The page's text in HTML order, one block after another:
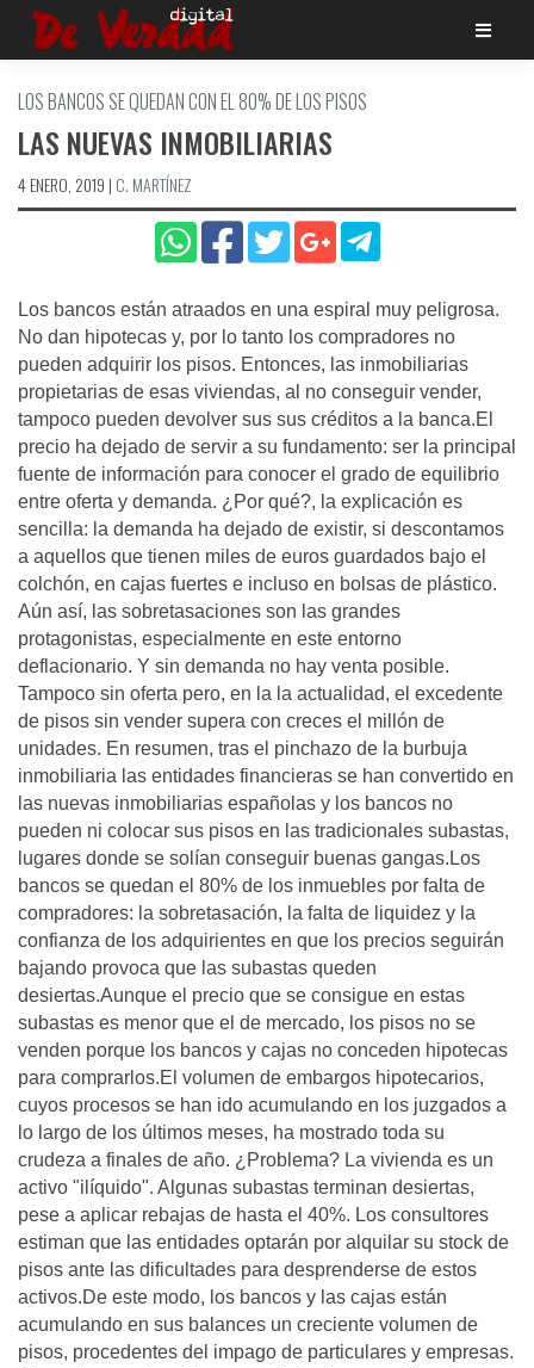
Saltar
LOS BANCOS SE QUEDAN CON EL 80% DE LOS PISOS
LAS NUEVAS INMOBILIARIAS
4 ENERO, 2019 | C. MARTÍ­NEZ
Los bancos están atraados en una espiral muy peligrosa.
No dan hipotecas y, por lo tanto los compradores no
pueden adquirir los pisos. Entonces, las inmobiliarias
propietarias de esas viviendas, al no conseguir vender,
tampoco pueden devolver sus sus créditos a la banca.El
precio ha dejado de servir a su fundamento: ser la principal
fuente de información para conocer el grado de equilibrio
entre oferta y demanda. ¿Por qué?, la explicación es
sencilla: la demanda ha dejado de existir, si descontamos
a aquellos que tienen miles de euros guardados bajo el
colchón, en cajas fuertes e incluso en bolsas de plástico.
Aún así, las sobretasaciones son las grandes
protagonistas, especialmente en este entorno
deflacionario. Y sin demanda no hay venta posible.
Tampoco sin oferta pero, en la la actualidad, el excedente
de pisos sin vender supera con creces el millón de
unidades. En resumen, tras el pinchazo de la burbuja
inmobiliaria las entidades financieras se han convertido en
las nuevas inmobiliarias españolas y los bancos no
pueden ni colocar sus pisos en las tradicionales subastas,
lugares donde se solían conseguir buenas gangas.Los
bancos se quedan el 80% de los inmuebles por falta de
compradores: la sobretasación, la falta de liquidez y la
confianza de los adquirientes en que los precios seguirán
bajando provoca que las subastas queden
desiertas.Aunque el precio que se consigue en estas
subastas es menor que el de mercado, los pisos no se
venden porque los bancos y cajas no conceden hipotecas
para comprarlos.El volumen de embargos hipotecarios,
cuyos procesos se han ido acumulando en los juzgados a
lo largo de los últimos meses, ha mostrado toda su
crudeza a finales de año. ¿Problema? La vivienda es un
activo "ilíquido". Algunas subastas terminan desiertas,
pese a aplicar rebajas de hasta el 40%. Los consultores
estiman que las entidades optarán por alquilar su stock de
pisos ante las dificultades para desprenderse de estos
activos.De este modo, los bancos y las cajas están
acumulando en sus balances un creciente volumen de
pisos, procedentes del impago de particulares y empresas.